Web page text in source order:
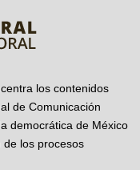
los contenidos
de Comunicación
democrática de México
de los procesos